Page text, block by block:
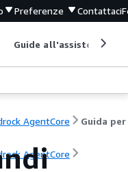
Preferenze Contattaci
Guide all'assistenza
AgentCore
AgentCore